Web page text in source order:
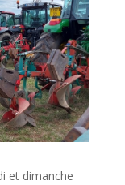
et dimanche